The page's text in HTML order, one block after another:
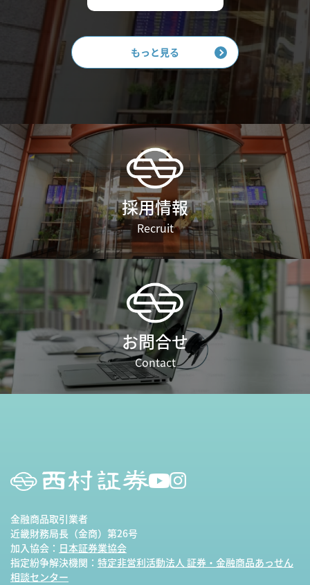
もっと見る
採用情報
Recruit
お問合せ
Contact
金融商品取引業者
近畿財務局長（金商）第26号
加入協会： 日本証券業協会
指定紛争解決機関： 特定非営利活動法人 証券・金融商品あっせん
相談センター